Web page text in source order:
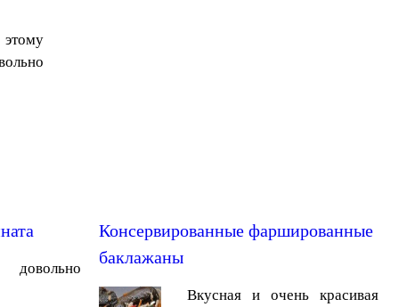
Консервированные фаршированные
баклажаны
Вкусная и очень красивая